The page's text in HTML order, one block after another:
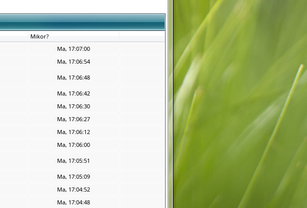
Mikor?
Ma, 17:07:00
Ma, 17:06:54
Ma, 17:06:48
Ma, 17:06:42
Ma, 17:06:30
Ma, 17:06:27
Ma, 17:06:12
Ma, 17:06:00
Ma, 17:05:51
Ma, 17:05:09
Ma, 17:04:52
Ma, 17:04:48